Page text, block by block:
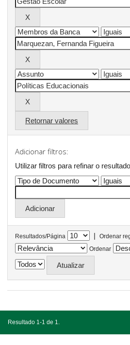
Retornar valores
Adicionar filtros:
Utilizar filtros para refinar o
Resultados/Página |
Ordenar
Ordenar
Resultado 1-1 de 1.